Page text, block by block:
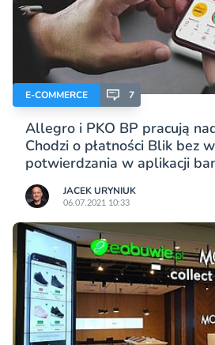
E-COMMERCE 7
Allegro i PKO BP pracują
Chodzi o płatności Blik bez
potwierdzania w aplikacji
JACEK URYNIUK
06.07.2021 10:33